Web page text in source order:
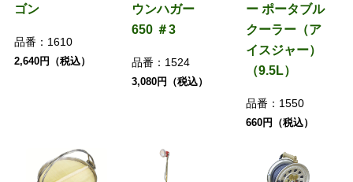
ゴン
品番： 1610
2,640円（税込）
ウンハガー
650 ＃3
品番： 1524
3,080円（税込）
ー ポータブル
クーラー（ア
イスジャー）
（9.5L）
品番： 1550
660円（税込）